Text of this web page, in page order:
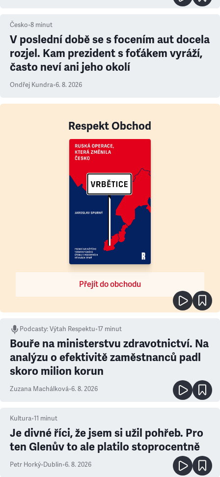
Česko•8 minut
V poslední době se s focením aut docela
rozjel. Kam prezident s foťákem vyráží,
často neví ani jeho okolí
Ondřej Kundra•6. 8. 2026
Respekt Obchod
Přejít do obchodu
Podcasty:Výtah Respektu•17 minut
Bouře na ministerstvu zdravotnictví. Na
analýzu o efektivitě zaměstnanců padl
skoro milion korun
Zuzana Machálková•6. 8. 2026
Kultura•11 minut
Je divné říci, že jsem si užil pohřeb. Pro
ten Glenův to ale platilo stoprocentně
Petr Horký•Dublin•6. 8. 2026